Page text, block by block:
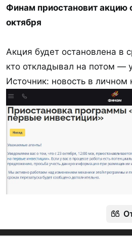
Финам приостановит акцию
октября
Акция будет остановлена в
кто откладывал на потом —
Источник: новость в личном